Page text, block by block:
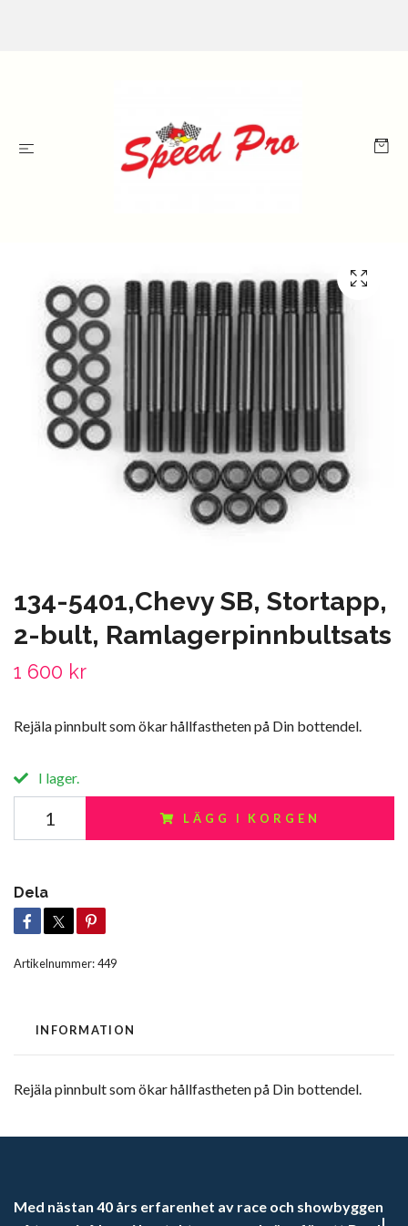
134-5401,Chevy SB, Stortapp,
2-bult, Ramlagerpinnbultsats
1 600 kr
Rejäla pinnbult som ökar hållfastheten på Din bottendel.
I lager.
LÄGG I KORGEN
Dela
Artikelnummer:449
INFORMATION
Rejäla pinnbult som ökar hållfastheten på Din bottendel.
Med nästan 40 års erfarenhet av race och showbyggen